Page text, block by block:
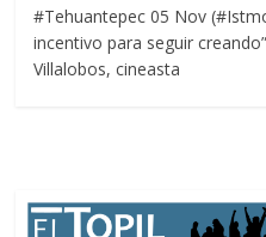
#Tehuantepec 05 Nov
incentivo para seguir
Villalobos, cineasta